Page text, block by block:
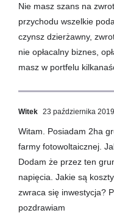
Nie masz szans na
przychodu wszelkie
czynsz dzierżawny,
nie opłacalny biznes,
masz w portfelu
Witek 23 października
Witam. Posiadam 2ha
farmy fotowoltaicznej.
Dodam że przez ten
napięcia. Jakie są
zwraca się inwestycja?
pozdrawiam